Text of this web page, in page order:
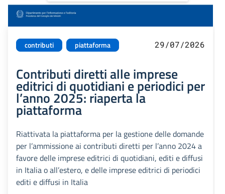
contributi piattaforma 29/07/2026
Contributi diretti alle imprese
editrici di quotidiani e periodici per
l’anno 2025: riaperta la
piattaforma
Riattivata la piattaforma per la gestione delle domande
per l’ammissione ai contributi diretti per l’anno 2024 a
favore delle imprese editrici di quotidiani, editi e diffusi
in Italia o all’estero, e delle imprese editrici di periodici
editi e diffusi in Italia